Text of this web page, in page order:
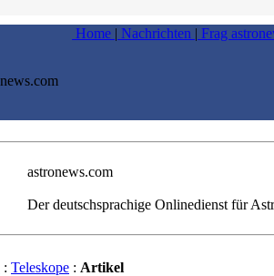
Home | Nachrichten | Frag
astronews.com
Der deutschsprachige Onlinedienst für
: Teleskope : Artikel